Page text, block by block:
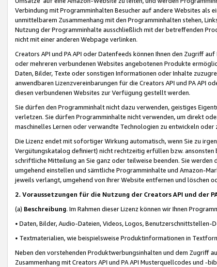
Verbindung mit Programminhalten Besucher auf andere Websites als
unmittelbarem Zusammenhang mit den Programminhalten stehen,
Nutzung der Programminhalte ausschließlich mit der betreffenden
nicht mit einer anderen Webpage verlinken.
Creators API und PA API oder Datenfeeds können Ihnen den Zugriff
oder mehreren verbundenen Websites angebotenen Produkte
Daten, Bilder, Texte oder sonstigen Informationen oder Inhalte
anwendbaren Lizenzvereinbarungen für die Creators API und PA API
diesen verbundenen Websites zur Verfügung gestellt werden.
Sie dürfen den Programminhalt nicht dazu verwenden, geistiges
verletzen. Sie dürfen Programminhalte nicht verwenden, um direkt
maschinelles Lernen oder verwandte Technologien zu entwickeln
Die Lizenz endet mit sofortiger Wirkung automatisch, wenn Sie zu
Vergütungskatalog definiert) nicht rechtzeitig erfüllen bzw. ansonsten
schriftliche Mitteilung an Sie ganz oder teilweise beenden. Sie werden
umgehend einstellen und sämtliche Programminhalte und Amazon-
jeweils verlangt, umgehend von Ihrer Website entfernen und löschen
2. Voraussetzungen für die Nutzung der Creators API und der
(a) Beschreibung. Im Rahmen dieser Lizenz können wir Ihnen
• Daten, Bilder, Audio-Dateien, Videos, Logos, Benutzerschnittstellen-
• Textmaterialien, wie beispielsweise Produktinformationen in
Neben den vorstehenden Produktwerbungsinhalten und dem Zugriff
Zusammenhang mit Creators API und PA API Musterquellcodes und